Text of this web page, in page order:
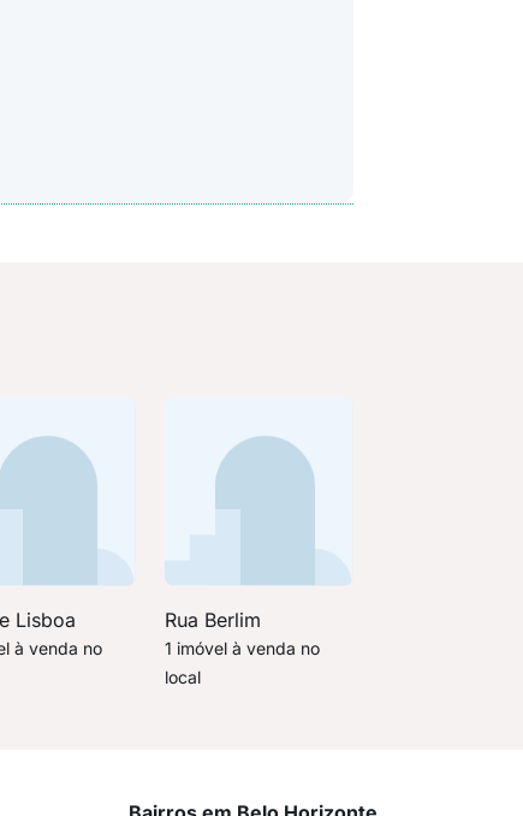
Lisboa
à venda no
Rua Berlim
1 imóvel à venda no
local